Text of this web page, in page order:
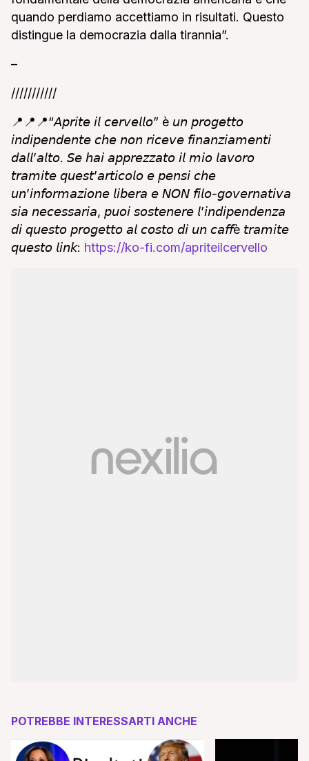
quando perdiamo accettiamo in risultati. Questo
distingue la democrazia dalla tirannia”.
–
///////////
📍📍📍“𝘈𝘱𝘳𝘪𝘵𝘦 𝘪𝘭 𝘤𝘦𝘳𝘷𝘦𝘭𝘭𝘰” è 𝘶𝘯 𝘱𝘳𝘰𝘨𝘦𝘵𝘵𝘰
𝘪𝘯𝘥𝘪𝘱𝘦𝘯𝘥𝘦𝘯𝘵𝘦 𝘤𝘩𝘦 𝘯𝘰𝘯 𝘳𝘪𝘤𝘦𝘷𝘦 𝘧𝘪𝘯𝘢𝘯𝘻𝘪𝘢𝘮𝘦𝘯𝘵𝘪
𝘥𝘢𝘭𝘭’𝘢𝘭𝘵𝘰. 𝘚𝘦 𝘩𝘢𝘪 𝘢𝘱𝘱𝘳𝘦𝘻𝘻𝘢𝘵𝘰 𝘪𝘭 𝘮𝘪𝘰 𝘭𝘢𝘷𝘰𝘳𝘰
𝘵𝘳𝘢𝘮𝘪𝘵𝘦 𝘲𝘶𝘦𝘴𝘵’𝘢𝘳𝘵𝘪𝘤𝘰𝘭𝘰 𝘦 𝘱𝘦𝘯𝘴𝘪 𝘤𝘩𝘦
𝘶𝘯’𝘪𝘯𝘧𝘰𝘳𝘮𝘢𝘻𝘪𝘰𝘯𝘦 𝘭𝘪𝘣𝘦𝘳𝘢 𝘦 𝘕𝘖𝘕 𝘧𝘪𝘭𝘰-𝘨𝘰𝘷𝘦𝘳𝘯𝘢𝘵𝘪𝘷𝘢
𝘴𝘪𝘢 𝘯𝘦𝘤𝘦𝘴𝘴𝘢𝘳𝘪𝘢, 𝘱𝘶𝘰𝘪 𝘴𝘰𝘴𝘵𝘦𝘯𝘦𝘳𝘦 𝘭’𝘪𝘯𝘥𝘪𝘱𝘦𝘯𝘥𝘦𝘯𝘻𝘢
𝘥𝘪 𝘲𝘶𝘦𝘴𝘵𝘰 𝘱𝘳𝘰𝘨𝘦𝘵𝘵𝘰 𝘢𝘭 𝘤𝘰𝘴𝘵𝘰 𝘥𝘪 𝘶𝘯 𝘤𝘢𝘧𝘧è 𝘵𝘳𝘢𝘮𝘪𝘵𝘦
𝘲𝘶𝘦𝘴𝘵𝘰 𝘭𝘪𝘯𝘬: https://ko-fi.com/apriteilcervello
POTREBBE INTERESSARTI ANCHE